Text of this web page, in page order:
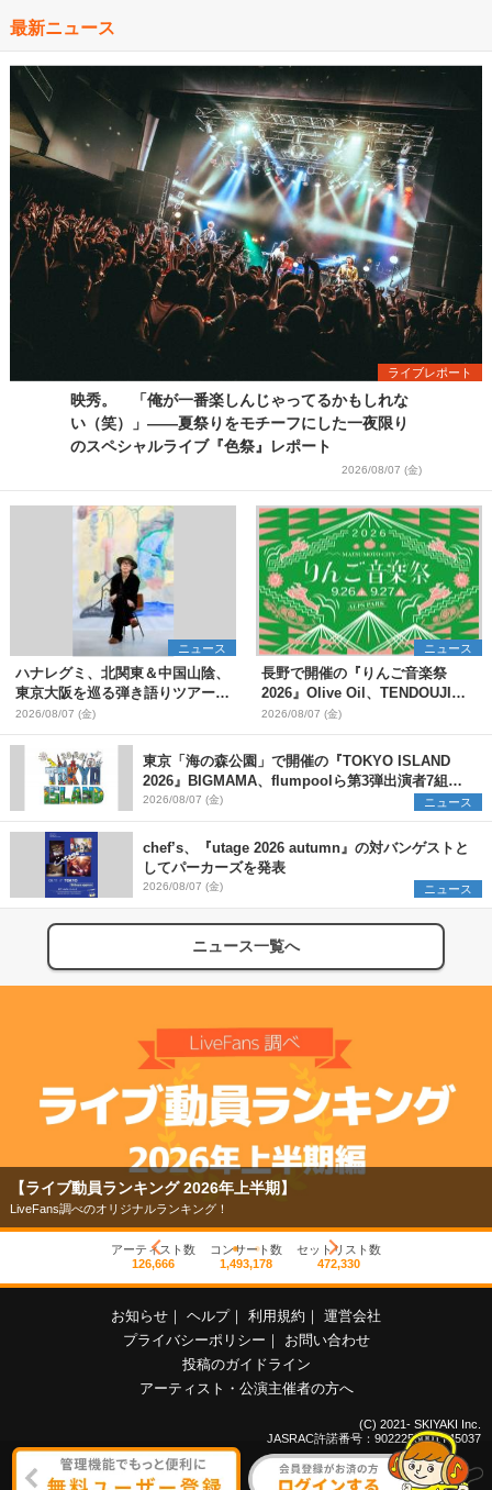
最新ニュース
ライブレポート
映秀。 「俺が一番楽しんじゃってるかもしれな
い（笑）」――夏祭りをモチーフにした一夜限り
のスペシャルライブ『色祭』レポート
2026/08/07 (金)
ニュース
ハナレグミ、北関東＆中国山陰、
東京大阪を巡る弾き語りツアー10
月より開催決定
2026/08/07 (金)
ニュース
長野で開催の『りんご音楽祭
2026』Olive Oil、TENDOUJIら
第11弾出演アーティスト（16組）
を発表
2026/08/07 (金)
東京「海の森公園」で開催の『TOKYO ISLAND
2026』BIGMAMA、flumpoolら第3弾出演者7組を
発表 ワークショップ・アート出展者を募集
2026/08/07 (金) ニュース
chef’s、『utage 2026 autumn』の対バンゲストと
してパーカーズを発表
2026/08/07 (金) ニュース
ニュース一覧へ
【ライブ動員ランキング 2026年上半期】
LiveFans調べのオリジナルランキング！
アーティスト数
126,666
コンサート数
1,493,178
セットリスト数
472,330
お知らせ ｜ ヘルプ｜ 利用規約 ｜ 運営会社
プライバシーポリシー ｜
お問い合わせ
投稿のガイドライン
アーティスト・公演主催者の方へ
(C) 2021- SKIYAKI Inc.
JASRAC許諾番号：9022255001Y45037